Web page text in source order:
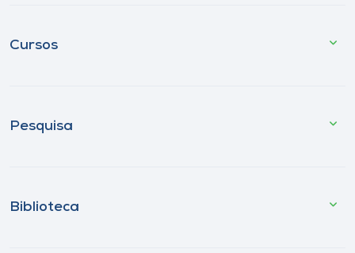
Cursos
Pesquisa
Biblioteca